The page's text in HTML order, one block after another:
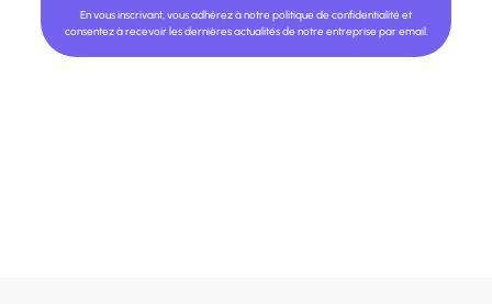
En vous inscrivant, vous adhérez à notre politique de confidentialité et
consentez à recevoir les dernières actualités de notre entreprise par email.